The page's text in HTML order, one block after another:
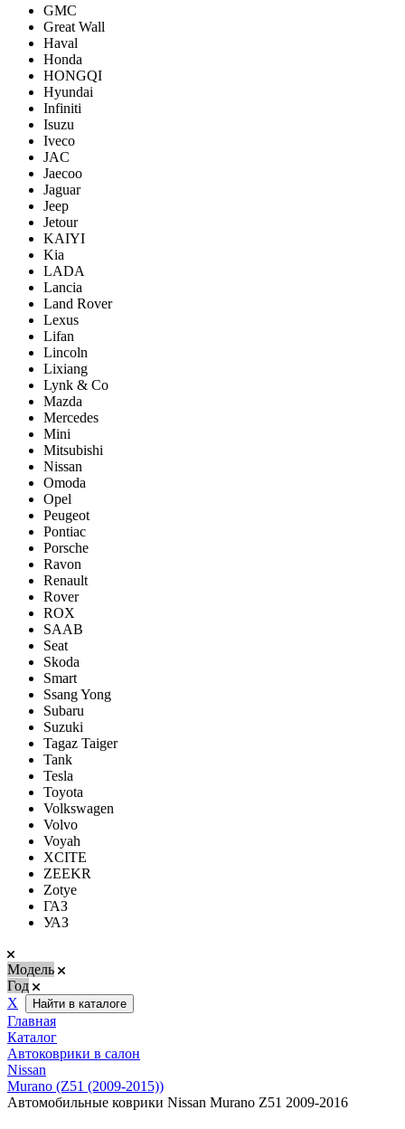
GMC
Great Wall
Haval
Honda
HONGQI
Hyundai
Infiniti
Isuzu
Iveco
JAC
Jaecoo
Jaguar
Jeep
Jetour
KAIYI
Kia
LADA
Lancia
Land Rover
Lexus
Lifan
Lincoln
Lixiang
Lynk & Co
Mazda
Mercedes
Mini
Mitsubishi
Nissan
Omoda
Opel
Peugeot
Pontiac
Porsсhe
Ravon
Renault
Rover
ROX
SAAB
Seat
Skoda
Smart
Ssang Yong
Subaru
Suzuki
Tagaz Taiger
Tank
Tesla
Toyota
Volkswagen
Volvo
Voyah
XCITE
ZEEKR
Zotye
ГАЗ
УАЗ
Модель
Год
Х
Найти в каталоге
Главная
Каталог
Автоковрики в салон
Nissan
Murano (Z51 (2009-2015))
Автомобильные коврики Nissan Murano Z51 2009-2016